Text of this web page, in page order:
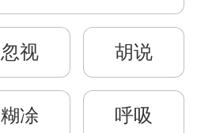
忽视 胡说
糊凃 呼吸